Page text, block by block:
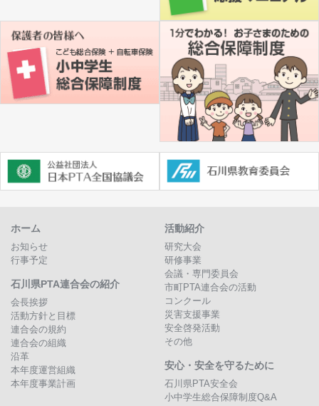
ホーム
お知らせ
行事予定
石川県PTA連合会の紹介
会長挨拶
活動方針と目標
連合会の規約
連合会の組織
沿革
本年度運営組織
本年度事業計画
活動紹介
研究大会
研修事業
会議・専門委員会
市町PTA連合会の活動
コンクール
災害支援事業
安全啓発活動
その他
安心・安全を守るために
石川県PTA安全会
小中学生総合保障制度Q&A